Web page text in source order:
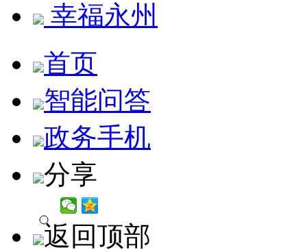
幸福永州
首页
智能问答
政务手机
分享
返回顶部